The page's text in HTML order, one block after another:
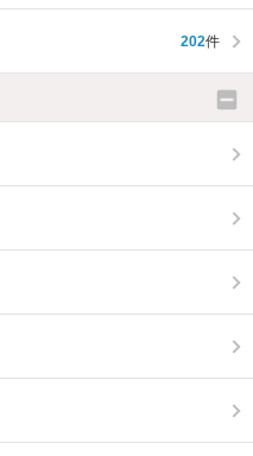
202件